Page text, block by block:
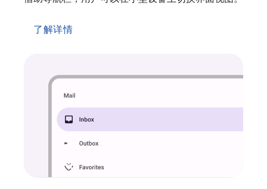
了解详情